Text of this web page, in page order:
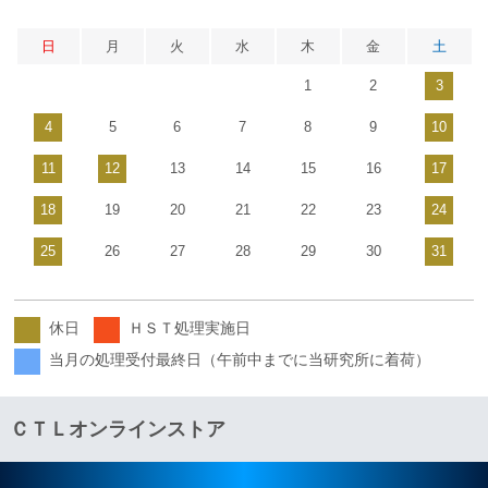
日 月 火 水 木 金 土
1 2 3
4 5 6 7 8 9 10
11 12 13 14 15 16 17
18 19 20 21 22 23 24
25 26 27 28 29 30 31
休日
ＨＳＴ処理実施日
当月の処理受付最終日（午前中までに当研究所に着荷）
ＣＴＬオンラインストア